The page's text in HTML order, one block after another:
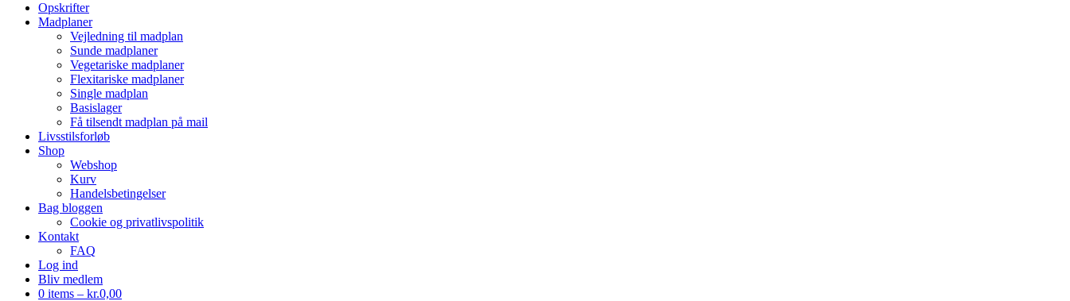
Opskrifter
Madplaner
Vejledning til madplan
Sunde madplaner
Vegetariske madplaner
Flexitariske madplaner
Single madplan
Basislager
Få tilsendt madplan på mail
Livsstilsforløb
Shop
Webshop
Kurv
Handelsbetingelser
Bag bloggen
Cookie og privatlivspolitik
Kontakt
FAQ
Log ind
Bliv medlem
0 items – kr.0,00